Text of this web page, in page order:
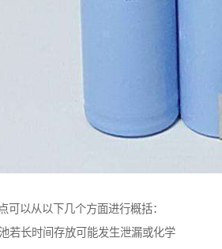
可以从以下几个方面进行概括：
若长时间存放可能发生泄漏或化学